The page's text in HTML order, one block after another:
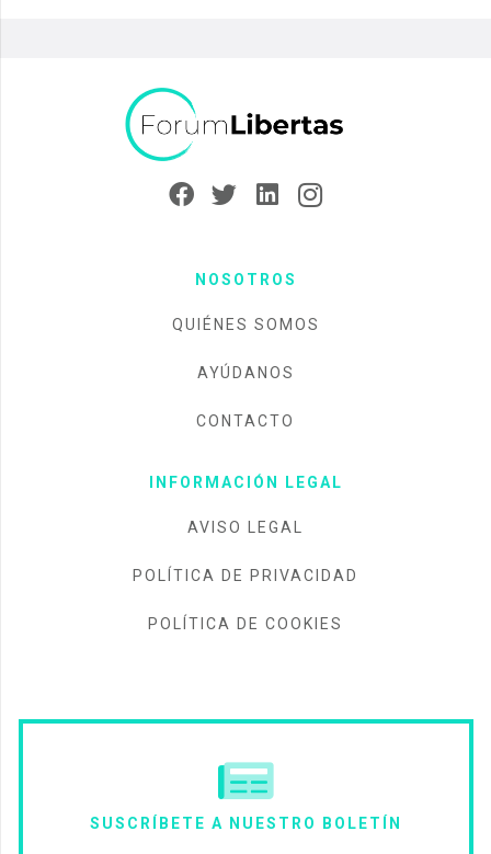
NOSOTROS
QUIÉNES SOMOS
AYÚDANOS
CONTACTO
INFORMACIÓN LEGAL
AVISO LEGAL
POLÍTICA DE PRIVACIDAD
POLÍTICA DE COOKIES
SUSCRÍBETE A NUESTRO BOLETÍN